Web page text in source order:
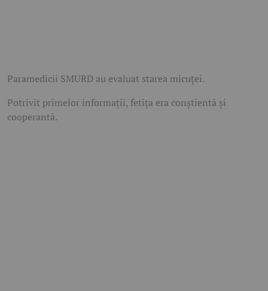
Paramedicii SMURD au evaluat starea micuței.
Potrivit primelor informații, fetița era conștientă și
cooperantă.